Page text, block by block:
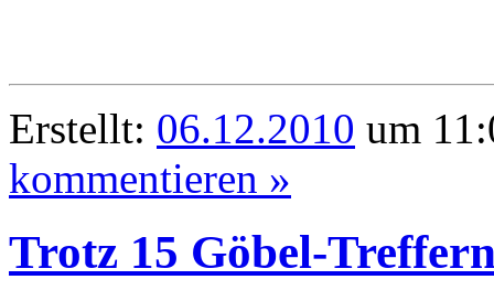
Erstellt: 06.12.2010 um
kommentieren »
Trotz 15 Göbel-